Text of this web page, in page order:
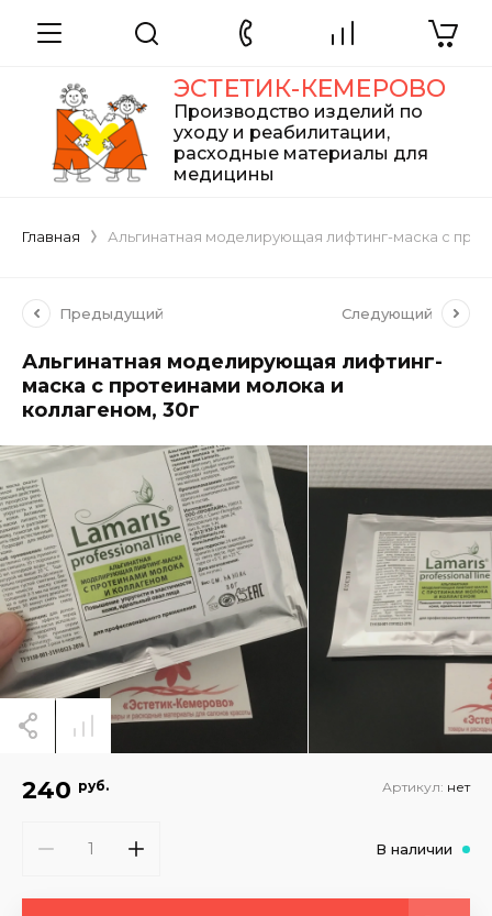
ЭСТЕТИК-КЕМЕРОВО
Производство изделий по
уходу и реабилитации,
расходные материалы для
медицины
Главная Альгинатная моделирующая лифтинг-маска с
Предыдущий Следующий
Альгинатная моделирующая лифтинг-
маска с протеинами молока и
коллагеном, 30г
240 руб. Артикул: нет
В наличии